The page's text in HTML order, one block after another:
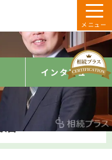
OAG税理士法人 千葉支店
インタビュー